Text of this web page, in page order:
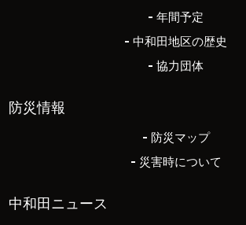
年間予定
中和田地区の歴史
協力団体
防災情報
防災マップ
災害時について
中和田ニュース